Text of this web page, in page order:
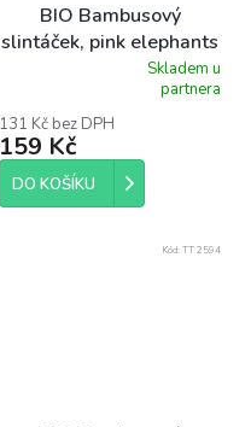
BIO Bambusový
slintáček, pink elephants
/ růžoví sloni
produktu
je
5,0
5
Skladem u
partnera
131 Kč bez DPH
159 Kč
DO KOŠÍKU
Kód: TT 2594